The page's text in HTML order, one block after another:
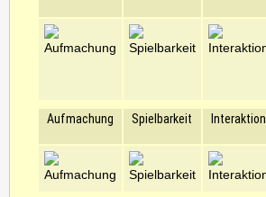
Aufmachung Spielbarkeit Interaktion